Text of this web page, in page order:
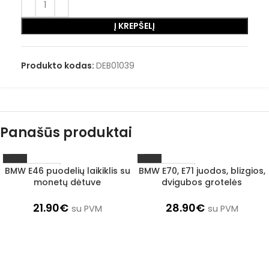
Į KREPŠELĮ
Produkto kodas: DEB01039
Panašūs produktai
1–3 d. d.
BMW E46 puodelių laikiklis su
monetų dėtuve
21.90€ su PVM
1–3 d. d.
BMW E70, E71 juodos, blizgios,
dvigubos grotelės
28.90€ su PVM